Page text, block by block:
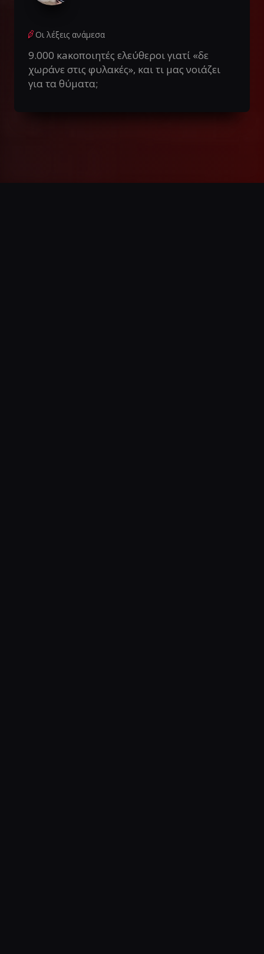
Οι λέξεις ανάμεσα
9.000 κaκοποιητές ελεύθεροι γιατί «δε
χωράνε στις φυλακές», και τι μας νοιάζει
για τα θύματα;